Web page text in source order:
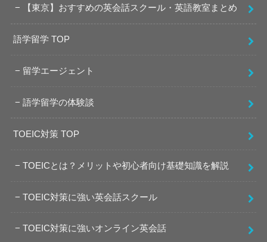
【東京】おすすめの英会話スクール・英語教室まとめ
語学留学 TOP
留学エージェント
語学留学の体験談
TOEIC対策 TOP
TOEICとは？メリットや初心者向け基礎知識を解説
TOEIC対策に強い英会話スクール
TOEIC対策に強いオンライン英会話